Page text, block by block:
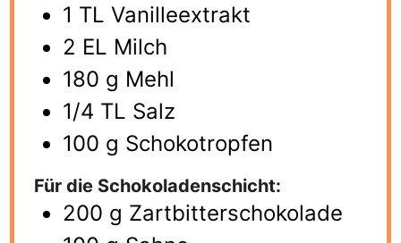
1 TL Vanilleextrakt
2 EL Milch
180 g Mehl
1/4 TL Salz
100 g Schokotropfen
Für die Schokoladenschicht:
200 g Zartbitterschokolade